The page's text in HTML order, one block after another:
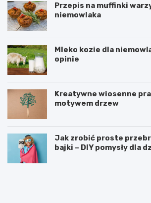
Przepis na muffinki
niemowlaka
Mleko kozie dla
opinie
Kreatywne wiosenne
motywem drzew
Jak zrobić proste
bajki – DIY pomysły dla
T
D